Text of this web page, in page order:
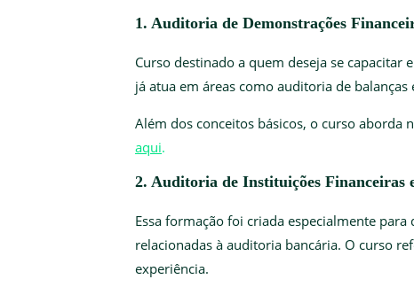
1. Auditoria de Demonstrações
Curso destinado a quem deseja se
já atua em áreas como auditoria de
Além dos conceitos básicos, o curso aborda
aqui.
2. Auditoria de Instituições Financeiras
Essa formação foi criada especialmente
relacionadas à auditoria bancária. O curso
experiência.